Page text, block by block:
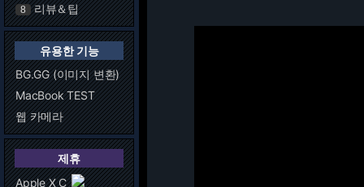
8 리뷰＆팁
유용한 기능
BG.GG (이미지 변환)
MacBook TEST
웹 카메라
제휴
Apple X C